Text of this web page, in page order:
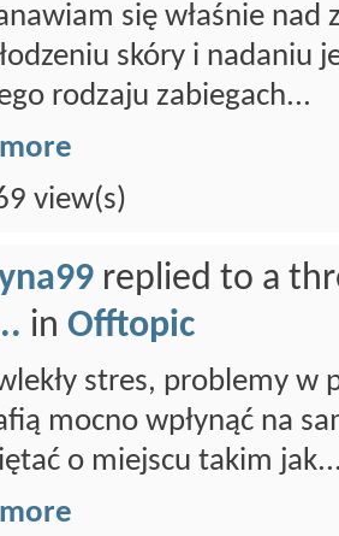
się właśnie
skóry i nadaniu
rodzaju zabiegach...
view(s)
replied to a
in Offtopic
stres, problemy w
mocno wpłynąć na
o miejscu takim